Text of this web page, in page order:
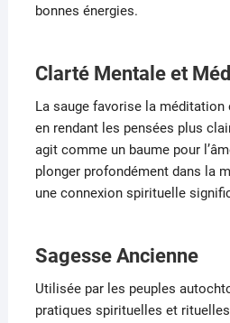
bonnes énergies.
Clarté Mentale et
La sauge favorise la méditation
en rendant les pensées plus
agit comme un baume pour
plonger profondément dans la
une connexion spirituelle
Sagesse Ancienne
Utilisée par les peuples
pratiques spirituelles et